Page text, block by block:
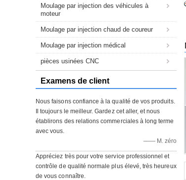
Moulage par injection des véhicules à
moteur
Moulage par injection chaud de coureur
Moulage par injection médical
pièces usinées CNC
Examens de client
Nous faisons confiance à la qualité de vos produits.
Il toujours le meilleur. Gardez cet aller, et nous
établirons des relations commerciales à long terme
avec vous.
—— M. zéro
Appréciez très pour votre service professionnel et
contrôle de qualité normale plus élevé, très heureux
de vous connaître.